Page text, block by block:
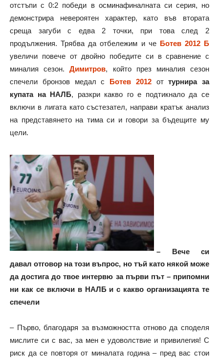
отстъпи с 0:2 победи в осминафиналната си серия, но
демонстрира невероятен характер, като във втората
среща загуби с едва 2 точки, при това след 2
продължения. Трябва да отбележим и че Ботев 2012 Б
увеличи повече от двойно победите си в сравнение с
миналия сезон.Димитров, който през миналия сезон
спечели бронзов медал с Ботев 2012оттурнира за
купата на НАЛБ, разкри какво го е подтикнало да се
включи в лигата като състезател, направи кратък анализ
на представянето на тима си и говори за бъдещите му
цели.
– Вече си
давал отговор на този въпрос, но тъй като някой може
да достига до твое интервю за първи път – припомни
ни как се включи в НАЛБ и с какво организацията те
спечели
– Първо, благодаря за възможността отново да споделя
мислите си с вас, за мен е удоволствие и привилегия! С
риск да се повторя от миналата година – пред вас стои